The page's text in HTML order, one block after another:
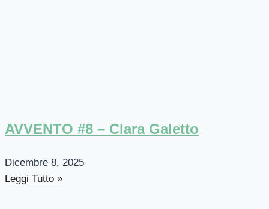
AVVENTO #8 – Clara Galetto
Dicembre 8, 2025
Leggi Tutto »